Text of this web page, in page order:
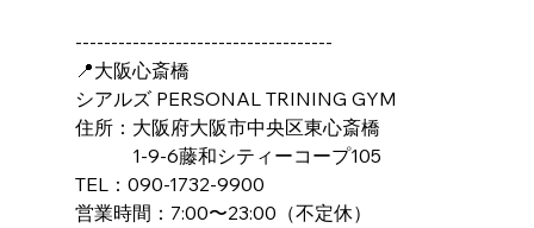
------------------------------------
📍大阪心斎橋
シアルズ PERSONAL TRINING GYM
住所：大阪府大阪市中央区東心斎橋
1-9-6藤和シティーコープ105
TEL：090-1732-9900
営業時間：7:00〜23:00（不定休）